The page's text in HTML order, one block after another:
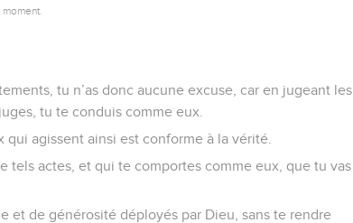
tu n’as donc aucune excuse, car en jugeant les
tu te conduis comme eux.
agissent ainsi est conforme à la vérité.
tels actes, et qui te comportes comme eux, que tu vas
et de générosité déployés par Dieu, sans te rendre